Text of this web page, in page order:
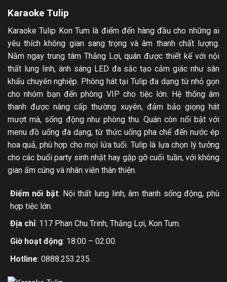
Karaoke Tulip
Karaoke Tulip Kon Tum là điểm đến hàng đầu cho những ai
yêu thích không gian sang trọng và âm thanh chất lượng.
Nằm ngay trung tâm Thắng Lợi, quán được thiết kế với nội
thất lung linh, ánh sáng LED đa sắc tạo cảm giác như sân
khấu chuyên nghiệp. Phòng hát tại Tulip đa dạng từ nhỏ gọn
cho nhóm bạn đến phòng VIP cho tiệc lớn. Hệ thống âm
thanh được nâng cấp thường xuyên, đảm bảo giọng hát
mượt mà, sống động như phòng thu. Quán còn nổi bật với
menu đồ uống đa dạng, từ thức uống pha chế đến nước ép
hoa quả, phù hợp cho mọi lứa tuổi. Tulip là lựa chọn lý tưởng
cho các buổi party sinh nhật hay gặp gỡ cuối tuần, với không
gian ấm cúng và nhân viên thân thiện.
Điểm nổi bật: Nội thất lung linh, âm thanh sống động, phù
hợp tiệc lớn.
Địa chỉ: 117 Phan Chu Trinh, Thắng Lợi, Kon Tum.
Giờ hoạt động: 18:00 – 02:00.
Hotline: 0888.253.235.